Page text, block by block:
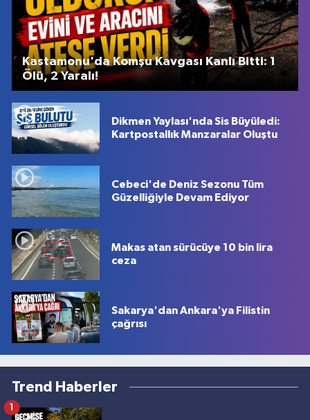
Kastamonu'da Komşu Kavgası Kanlı Bitti: 1
Ölü, 2 Yaralı!
Dikmen Yaylası'nda Sis Büyüledi:
Kartpostallık Manzaralar Oluştu
Cebeci'de Deniz Sezonu Tüm
Güzelliğiyle Devam Ediyor
Makas atan sürücüye 10 bin lira
ceza
Sakarya'dan Ankara'ya Filistin
çağrısı
Trend Haberler
1